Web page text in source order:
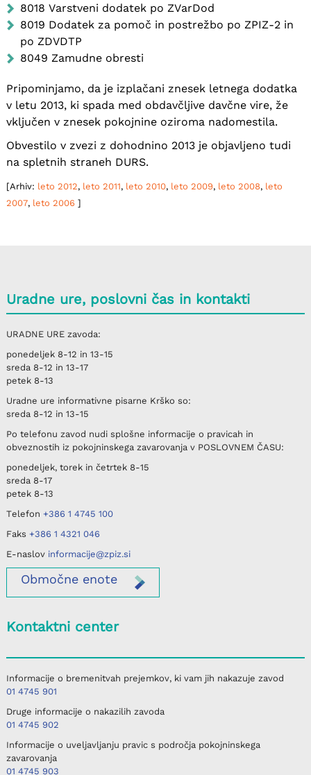
8018 Varstveni dodatek po ZVarDod
8019 Dodatek za pomoč in postrežbo po ZPIZ-2 in
po ZDVDTP
8049 Zamudne obresti
Pripominjamo, da je izplačani znesek letnega dodatka
v letu 2013, ki spada med obdavčljive davčne vire, že
vključen v znesek pokojnine oziroma nadomestila.
Obvestilo v zvezi z dohodnino 2013 je objavljeno tudi
na spletnih straneh DURS.
[Arhiv: leto 2012, leto 2011, leto 2010, leto 2009, leto 2008, leto
2007, leto 2006 ]
Uradne ure, poslovni čas in kontakti
URADNE UREzavoda:
ponedeljek8-12 in 13-15
sreda 8-12 in 13-17
petek8-13
Uradne ure informativne pisarne Krško so:
sreda 8-12 in 13-15
Po telefonu zavod nudi splošne informacije o pravicah in
obveznostih iz pokojninskega zavarovanja v POSLOVNEM ČASU:
ponedeljek, torek in četrtek8-15
sreda 8-17
petek8-13
Telefon +386 1 4745 100
Faks +386 1 4321 046
E-naslov informacije@zpiz.si
Območneenote
Kontaktni center
Informacije o bremenitvah prejemkov, ki vam jih nakazuje zavod
01 4745 901
Druge informacije o nakazilih zavoda
01 4745 902
Informacije o uveljavljanju pravic s področja pokojninskega
zavarovanja
01 4745 903